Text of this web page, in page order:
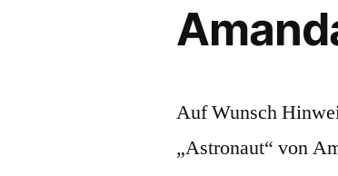
jetzt
Auf Wunsch
„Astronaut“ von